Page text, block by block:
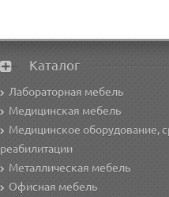
Каталог
Лабораторная мебель
Медицинская мебель
Медицинское оборудование,
реабилитации
Металлическая мебель
Офисная мебель